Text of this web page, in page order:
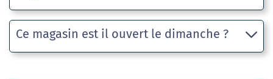
Ce magasin est il ouvert le dimanche ?